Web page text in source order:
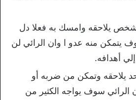
يلاحقه وامسك به فعلا دل
يتمكن منه عدو ا وان الرائي لن
أهدافه.
يلاحقه وتمكن من ضربه أو
الرائي سوف يواجه الكثير من